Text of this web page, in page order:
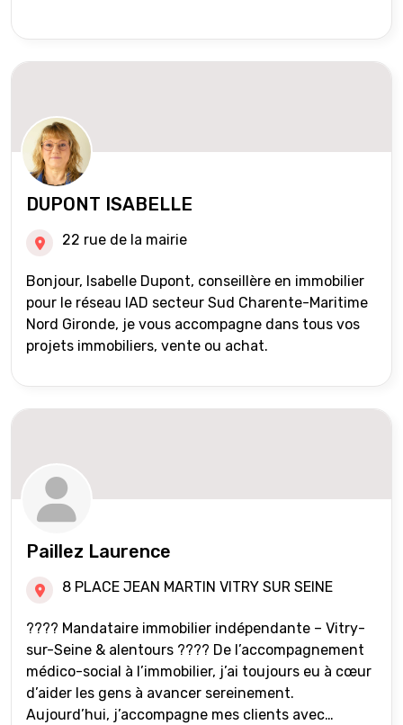
DUPONT ISABELLE
22 rue de la mairie
Bonjour, Isabelle Dupont, conseillère en immobilier
pour le réseau IAD secteur Sud Charente-Maritime
Nord Gironde, je vous accompagne dans tous vos
projets immobiliers, vente ou achat.
Paillez Laurence
8 PLACE JEAN MARTIN VITRY SUR SEINE
???? Mandataire immobilier indépendante – Vitry-
sur-Seine & alentours ???? De l’accompagnement
médico-social à l’immobilier, j’ai toujours eu à cœur
d’aider les gens à avancer sereinement.
Aujourd’hui, j’accompagne mes clients avec